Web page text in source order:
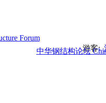
游客:
中华钢结构论坛